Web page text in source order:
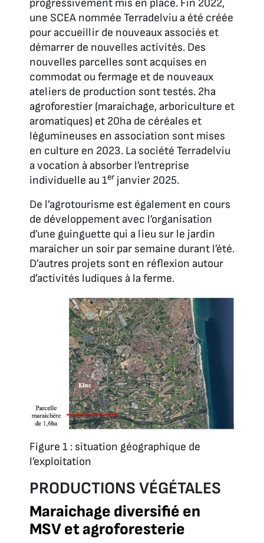
progressivement mis en place. Fin 2022,
une SCEA nommée Terradelviu a été créée
pour accueillir de nouveaux associés et
démarrer de nouvelles activités. Des
nouvelles parcelles sont acquises en
commodat ou fermage et de nouveaux
ateliers de production sont testés. 2ha
agroforestier (maraichage, arboriculture et
aromatiques) et 20ha de céréales et
légumineuses en association sont mises
en culture en 2023. La société Terradelviu
a vocation à absorber l’entreprise
individuelle au 1er janvier 2025.
De l’agrotourisme est également en cours
de développement avec l’organisation
d’une guinguette qui a lieu sur le jardin
maraicher un soir par semaine durant l’été.
D’autres projets sont en réflexion autour
d’activités ludiques à la ferme.
Figure 1 : situation géographique de
l’exploitation
PRODUCTIONS VÉGÉTALES
Maraichage diversifié en
MSV et agroforesterie